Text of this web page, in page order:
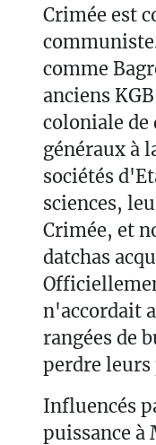
Crimée est
comme
anciens
coloniale de
généraux à
sociétés
sciences,
Crimée, et
datchas
n'accordait
rangées de
perdre
Influencés
puissance à